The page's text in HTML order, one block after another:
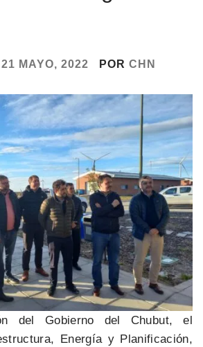
21 MAYO, 2022 POR CHN
del Gobierno del Chubut, el
Energía y Planificación,